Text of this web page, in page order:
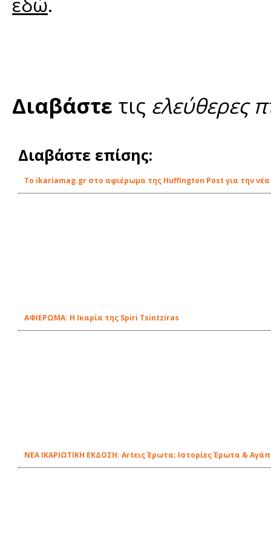
Διαβάστε τις ελεύθερες
Διαβάστε επίσης:
Το ikariamag.gr στο αφιέρωμα της Huffington Post για την
ΑΦΙΕΡΩΜΑ: Η Ικαρία της Spiri Tsintziras
ΝΕΑ ΙΚΑΡΙΩΤΙΚΗ ΕΚΔΟΣΗ: Artεις Έρωτα; Ιστορίες Έρωτα &